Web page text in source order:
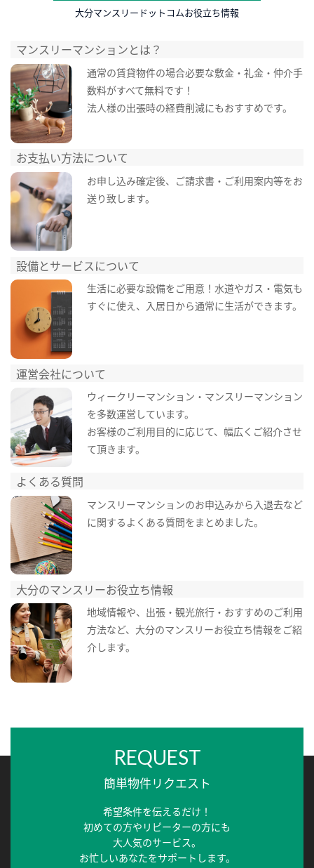
大分マンスリードットコムお役立ち情報
マンスリーマンションとは？
通常の賃貸物件の場合必要な敷金・礼金・仲介手
数料がすべて無料です！
法人様の出張時の経費削減にもおすすめです。
お支払い方法について
お申し込み確定後、ご請求書・ご利用案内等をお
送り致します。
設備とサービスについて
生活に必要な設備をご用意！水道やガス・電気も
すぐに使え、入居日から通常に生活ができます。
運営会社について
ウィークリーマンション・マンスリーマンション
を多数運営しています。
お客様のご利用目的に応じて、幅広くご紹介させ
て頂きます。
よくある質問
マンスリーマンションのお申込みから入退去など
に関するよくある質問をまとめました。
大分のマンスリーお役立ち情報
地域情報や、出張・観光旅行・おすすめのご利用
方法など、大分のマンスリーお役立ち情報をご紹
介します。
REQUEST
簡単物件リクエスト
希望条件を伝えるだけ！
初めての方やリピーターの方にも
大人気のサービス。
お忙しいあなたをサポートします。